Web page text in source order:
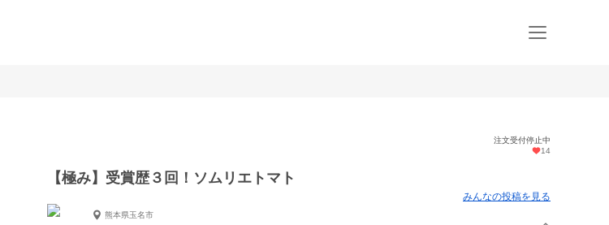
注文受付停止中
14
【極み】受賞歴３回！ソムリエトマト
みんなの投稿を見る
熊本県玉名市